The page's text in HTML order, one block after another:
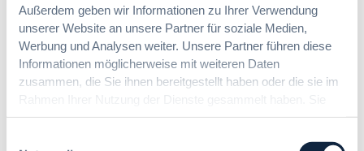
Außerdem geben wir Informationen zu Ihrer Verwendung
unserer Website an unsere Partner für soziale Medien,
Werbung und Analysen weiter. Unsere Partner führen diese
Informationen möglicherweise mit weiteren Daten
zusammen, die Sie ihnen bereitgestellt haben oder die sie im
geben Einwilligung zu unseren Cookies, wenn Sie unsere
Es werden WebSocket-Verbindungen (via https) zur
Kommunikation zwischen den edudip Servern und
dem Browser des Nutzers genutzt. Zur Übertragung
von Audio/Video wird zusätzlich eine https-
Verbindung zu einem Medien-Server aufgebaut.
diese mittels eines Turn-Servers zu tunneln.